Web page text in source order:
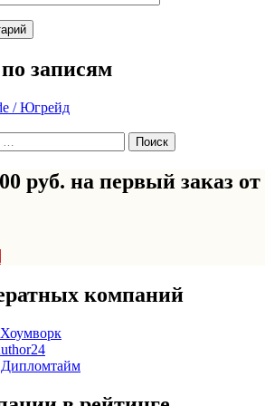
записям
/ Югрейд
руб. на первый заказ от
компаний